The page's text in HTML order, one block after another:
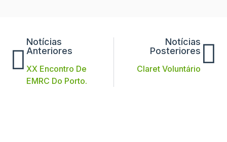
Notícias
Anteriores
XX Encontro De
EMRC Do Porto.
Notícias
Posteriores
Claret Voluntário